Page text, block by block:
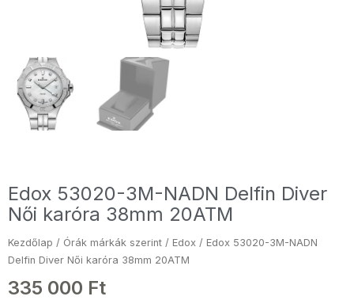
Edox 53020-3M-NADN Delfin Diver
Női karóra 38mm 20ATM
Kezdőlap / Órák márkák szerint / Edox / Edox 53020-3M-NADN
Delfin Diver Női karóra 38mm 20ATM
335 000 Ft